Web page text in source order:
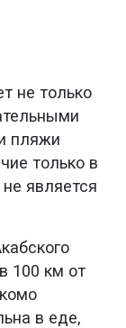
не только
пляжи
только в
является
100 км от
в еде,